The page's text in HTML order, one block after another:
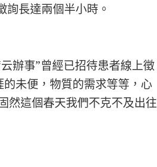
長達兩個半小時。
辦事”曾經已招待患者線上徵
未便，物質的需求等等，心
然這個春天我們不克不及出往